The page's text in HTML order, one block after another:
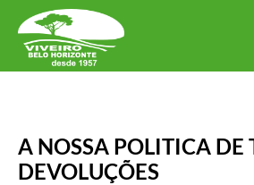
A NOSSA POLITICA DE
DEVOLUÇÕES